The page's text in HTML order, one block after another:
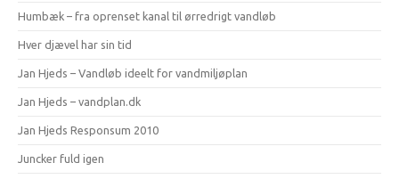
Humbæk – fra oprenset kanal til ørredrigt vandløb
Hver djævel har sin tid
Jan Hjeds – Vandløb ideelt for vandmiljøplan
Jan Hjeds – vandplan.dk
Jan Hjeds Responsum 2010
Juncker fuld igen